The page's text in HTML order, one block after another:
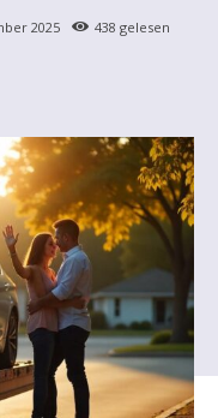
2025 438 gelesen